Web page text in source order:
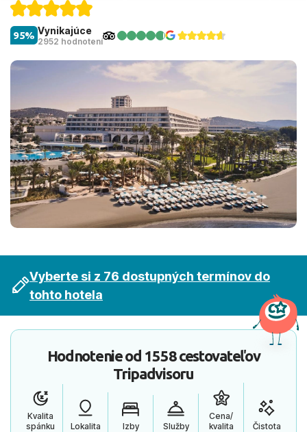
Vynikajúce
2952 hodnotení
95%
Vyberte si z 76 dostupných termínov do
tohto hotela
Hodnotenie od 1558 cestovateľov
Tripadvisoru
Kvalita
spánku
Lokalita Izby Služby
Cena/
kvalita
Čistota